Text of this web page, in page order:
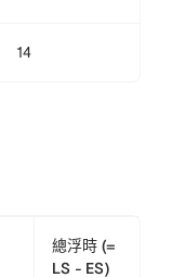
14
總浮時 (=
LS - ES)